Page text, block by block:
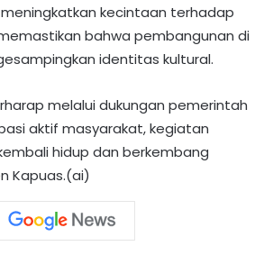
kecintaan terhadap
bahwa pembangunan di
identitas kultural.
melalui dukungan pemerintah
aktif masyarakat, kegiatan
hidup dan berkembang
Kapuas.(ai)